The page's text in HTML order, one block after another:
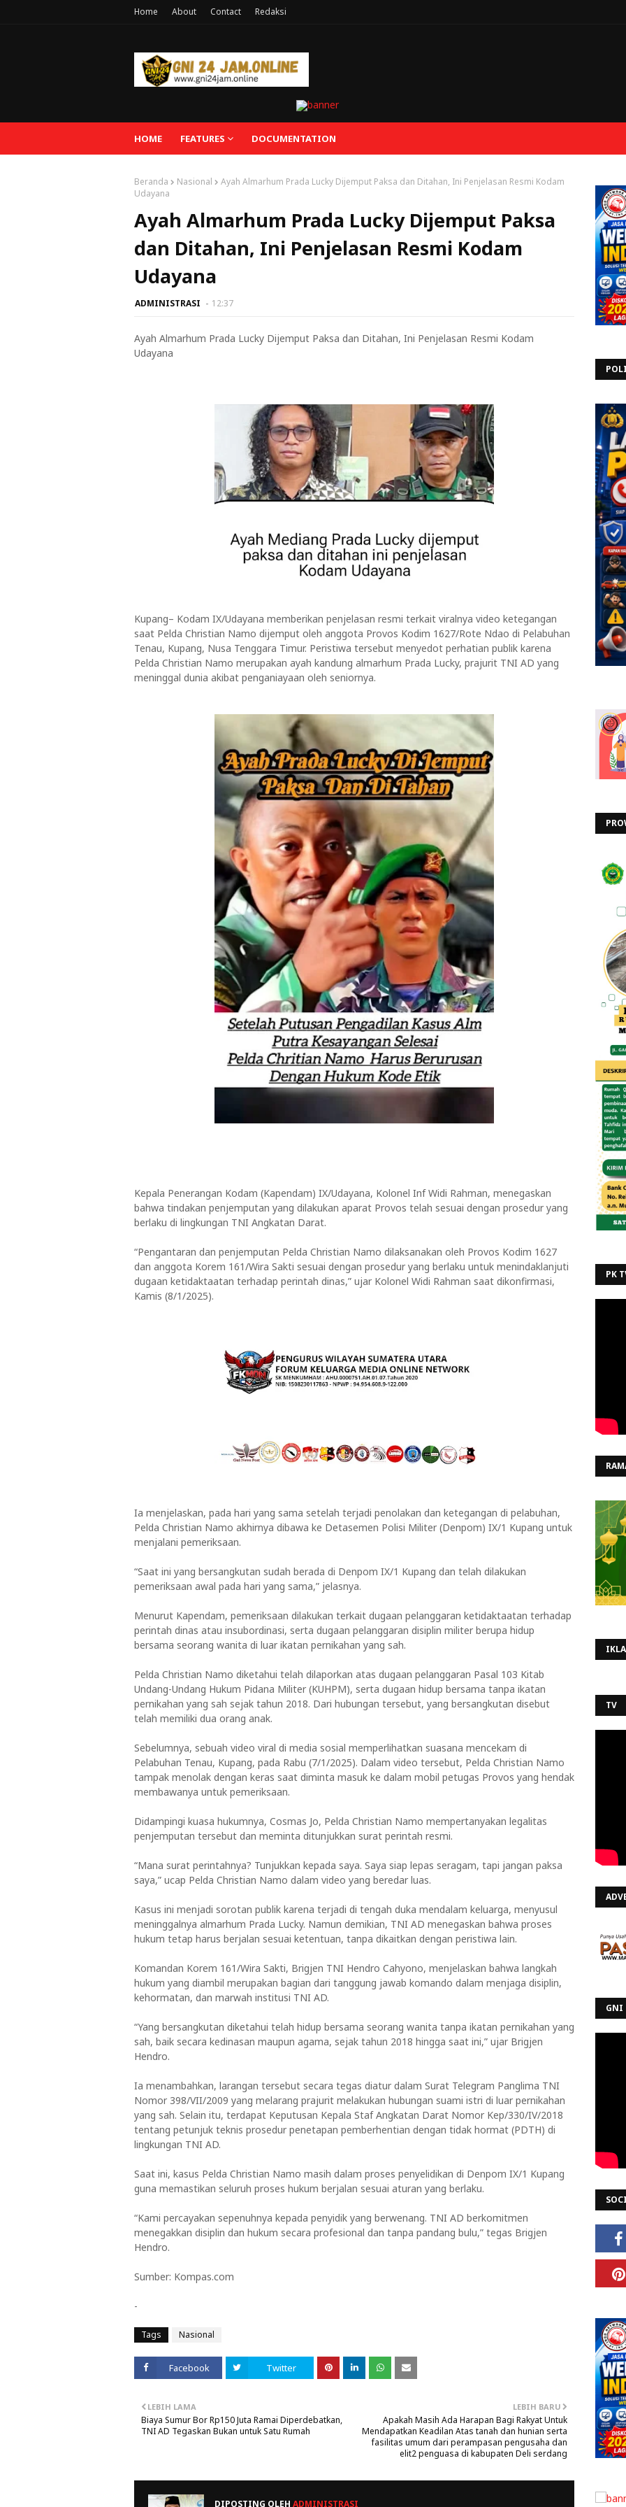
Home About Contact Redaksi
HOME FEATURES DOCUMENTATION
Beranda Nasional
Ayah Almarhum Prada Lucky Dijemput Paksa dan Ditahan, Ini Penjelasan Resmi Kodam
Udayana
Ayah Almarhum Prada Lucky Dijemput Paksa
dan Ditahan, Ini Penjelasan Resmi Kodam
Udayana
ADMINISTRASI 12:37
Ayah Almarhum Prada Lucky Dijemput Paksa dan Ditahan, Ini Penjelasan Resmi Kodam
Udayana
Kupang– Kodam IX/Udayana memberikan penjelasan resmi terkait viralnya video ketegangan
saat Pelda Christian Namo dijemput oleh anggota Provos Kodim 1627/Rote Ndao di Pelabuhan
Tenau, Kupang, Nusa Tenggara Timur. Peristiwa tersebut menyedot perhatian publik karena
Pelda Christian Namo merupakan ayah kandung almarhum Prada Lucky, prajurit TNI AD yang
meninggal dunia akibat penganiayaan oleh seniornya.
Kepala Penerangan Kodam (Kapendam) IX/Udayana, Kolonel Inf Widi Rahman, menegaskan
bahwa tindakan penjemputan yang dilakukan aparat Provos telah sesuai dengan prosedur yang
berlaku di lingkungan TNI Angkatan Darat.
“Pengantaran dan penjemputan Pelda Christian Namo dilaksanakan oleh Provos Kodim 1627
dan anggota Korem 161/Wira Sakti sesuai dengan prosedur yang berlaku untuk menindaklanjuti
dugaan ketidaktaatan terhadap perintah dinas,” ujar Kolonel Widi Rahman saat dikonfirmasi,
Kamis (8/1/2025).
Ia menjelaskan, pada hari yang sama setelah terjadi penolakan dan ketegangan di pelabuhan,
Pelda Christian Namo akhirnya dibawa ke Detasemen Polisi Militer (Denpom) IX/1 Kupang untuk
menjalani pemeriksaan.
“Saat ini yang bersangkutan sudah berada di Denpom IX/1 Kupang dan telah dilakukan
pemeriksaan awal pada hari yang sama,” jelasnya.
Menurut Kapendam, pemeriksaan dilakukan terkait dugaan pelanggaran ketidaktaatan terhadap
perintah dinas atau insubordinasi, serta dugaan pelanggaran disiplin militer berupa hidup
bersama seorang wanita di luar ikatan pernikahan yang sah.
Pelda Christian Namo diketahui telah dilaporkan atas dugaan pelanggaran Pasal 103 Kitab
Undang-Undang Hukum Pidana Militer (KUHPM), serta dugaan hidup bersama tanpa ikatan
pernikahan yang sah sejak tahun 2018. Dari hubungan tersebut, yang bersangkutan disebut
telah memiliki dua orang anak.
Sebelumnya, sebuah video viral di media sosial memperlihatkan suasana mencekam di
Pelabuhan Tenau, Kupang, pada Rabu (7/1/2025). Dalam video tersebut, Pelda Christian Namo
tampak menolak dengan keras saat diminta masuk ke dalam mobil petugas Provos yang hendak
membawanya untuk pemeriksaan.
Didampingi kuasa hukumnya, Cosmas Jo, Pelda Christian Namo mempertanyakan legalitas
penjemputan tersebut dan meminta ditunjukkan surat perintah resmi.
“Mana surat perintahnya? Tunjukkan kepada saya. Saya siap lepas seragam, tapi jangan paksa
saya,” ucap Pelda Christian Namo dalam video yang beredar luas.
Kasus ini menjadi sorotan publik karena terjadi di tengah duka mendalam keluarga, menyusul
meninggalnya almarhum Prada Lucky. Namun demikian, TNI AD menegaskan bahwa proses
hukum tetap harus berjalan sesuai ketentuan, tanpa dikaitkan dengan peristiwa lain.
Komandan Korem 161/Wira Sakti, Brigjen TNI Hendro Cahyono, menjelaskan bahwa langkah
hukum yang diambil merupakan bagian dari tanggung jawab komando dalam menjaga disiplin,
kehormatan, dan marwah institusi TNI AD.
“Yang bersangkutan diketahui telah hidup bersama seorang wanita tanpa ikatan pernikahan yang
sah, baik secara kedinasan maupun agama, sejak tahun 2018 hingga saat ini,” ujar Brigjen
Hendro.
Ia menambahkan, larangan tersebut secara tegas diatur dalam Surat Telegram Panglima TNI
Nomor 398/VII/2009 yang melarang prajurit melakukan hubungan suami istri di luar pernikahan
yang sah. Selain itu, terdapat Keputusan Kepala Staf Angkatan Darat Nomor Kep/330/IV/2018
tentang petunjuk teknis prosedur penetapan pemberhentian dengan tidak hormat (PDTH) di
lingkungan TNI AD.
Saat ini, kasus Pelda Christian Namo masih dalam proses penyelidikan di Denpom IX/1 Kupang
guna memastikan seluruh proses hukum berjalan sesuai aturan yang berlaku.
“Kami percayakan sepenuhnya kepada penyidik yang berwenang. TNI AD berkomitmen
menegakkan disiplin dan hukum secara profesional dan tanpa pandang bulu,” tegas Brigjen
Hendro.
Sumber: Kompas.com
-
Tags Nasional
Facebook Twitter
LEBIH BARU
Apakah Masih Ada Harapan Bagi Rakyat Untuk
Mendapatkan Keadilan Atas tanah dan hunian serta
fasilitas umum dari perampasan pengusaha dan
elit2 penguasa di kabupaten Deli serdang
LEBIH LAMA
Biaya Sumur Bor Rp150 Juta Ramai Diperdebatkan,
TNI AD Tegaskan Bukan untuk Satu Rumah
DIPOSTING OLEH ADMINISTRASI
PK
TV
GNI